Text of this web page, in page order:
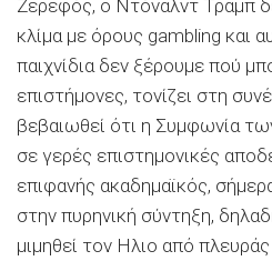
Ζερεφός, ο Ντόναλντ Τραμπ
κλίμα με όρους gambling και
παιχνίδια δεν ξέρουμε πού
επιστήμονες, τονίζει στη
βεβαιωθεί ότι η Συμφωνία
σε γερές επιστημονικές
επιφανής ακαδημαϊκός,
στην πυρηνική σύντηξη,
μιμηθεί τον Ηλιο από